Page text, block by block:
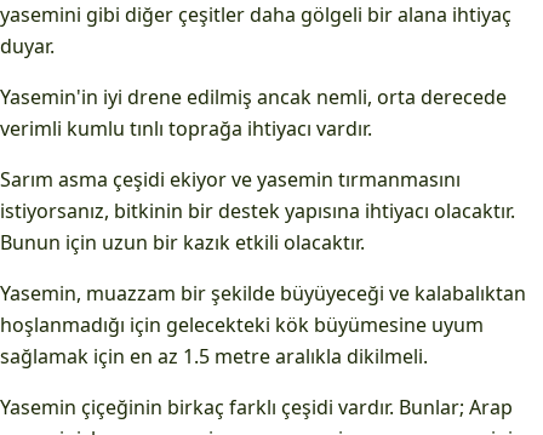
yasemini gibi diğer çeşitler daha gölgeli bir alana ihtiyaç
duyar.
Yasemin'in iyi drene edilmiş ancak nemli, orta derecede
verimli kumlu tınlı toprağa ihtiyacı vardır.
Sarım asma çeşidi ekiyor ve yasemin tırmanmasını
istiyorsanız, bitkinin bir destek yapısına ihtiyacı olacaktır.
Bunun için uzun bir kazık etkili olacaktır.
Yasemin, muazzam bir şekilde büyüyeceği ve kalabalıktan
hoşlanmadığı için gelecekteki kök büyümesine uyum
sağlamak için en az 1.5 metre aralıkla dikilmeli.
Yasemin çiçeğinin birkaç farklı çeşidi vardır. Bunlar; Arap